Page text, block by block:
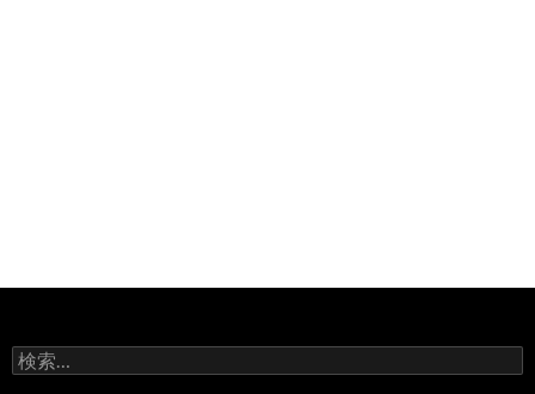
検
索: